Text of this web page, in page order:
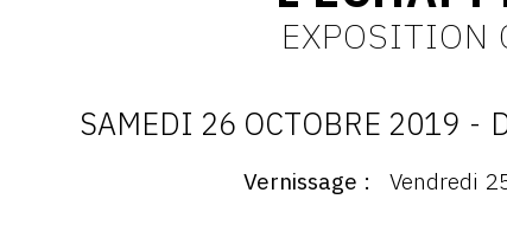
EXPOSITION
SAMEDI 26 OCTOBRE 2019 -
Vernissage Vendredi